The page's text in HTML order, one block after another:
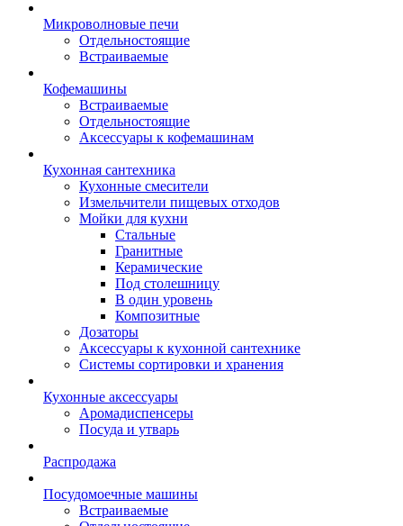
Микроволновые печи
Отдельностоящие
Встраиваемые
Кофемашины
Встраиваемые
Отдельностоящие
Аксессуары к кофемашинам
Кухонная сантехника
Кухонные смесители
Измельчители пищевых отходов
Мойки для кухни
Стальные
Гранитные
Керамические
Под столешницу
В один уровень
Композитные
Дозаторы
Аксессуары к кухонной сантехнике
Системы сортировки и хранения
Кухонные аксессуары
Аромадиспенсеры
Посуда и утварь
Распродажа
Посудомоечные машины
Встраиваемые